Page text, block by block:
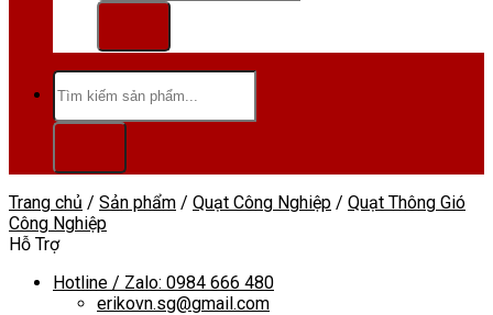
Tìm
kiếm:
Trang chủ / Sản phẩm / Quạt Công Nghiệp / Quạt Thông Gió
Công Nghiệp
Hỗ Trợ
Hotline / Zalo: 0984 666 480
erikovn.sg@gmail.com